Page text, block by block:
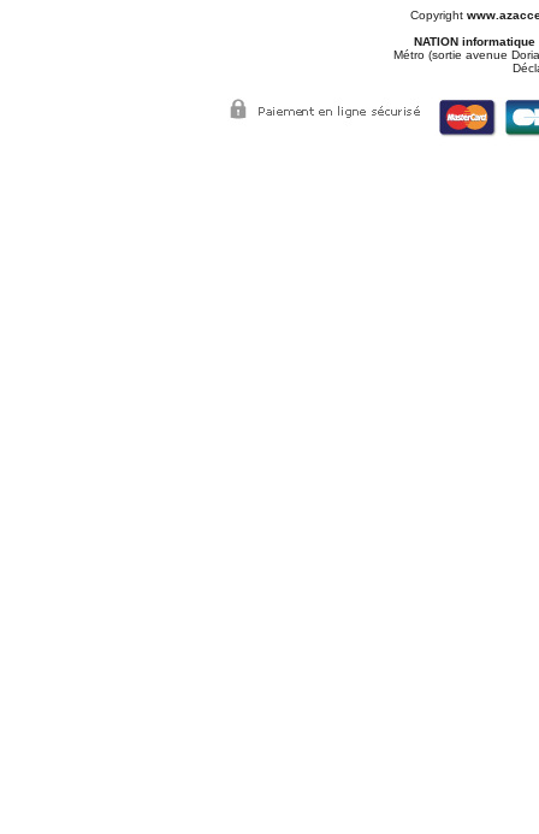
Copyright
NATION informatique
Métro (sortie avenue